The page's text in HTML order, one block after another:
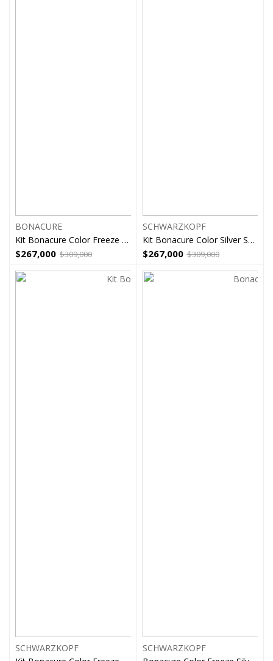
BONACURE
Kit Bonacure Color Freeze Silver
$309,000
$267,000
SCHWARZKOPF
Kit Bonacure Color Silver Shampoo Masc Spray
$309,000
$267,000
SCHWARZKOPF
SCHWARZKOPF